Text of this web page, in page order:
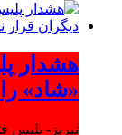
هشدار
«شاد»
تبریز- پلیس